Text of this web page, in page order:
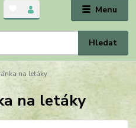
Menu
Hledat
na letáky
na letáky